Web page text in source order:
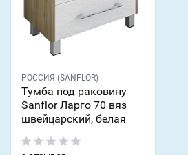
РОССИЯ (SANFLOR)
Тумба под раковину
Sanflor Ларго 70 вяз
швейцарский, белая